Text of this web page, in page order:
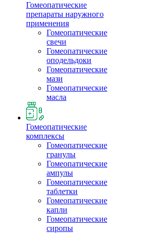
Гомеопатические
препараты наружного
применения
Гомеопатические
свечи
Гомеопатические
оподельдоки
Гомеопатические
мази
Гомеопатические
масла
Гомеопатические
комплексы
Гомеопатические
гранулы
Гомеопатические
ампулы
Гомеопатические
таблетки
Гомеопатические
капли
Гомеопатические
сиропы